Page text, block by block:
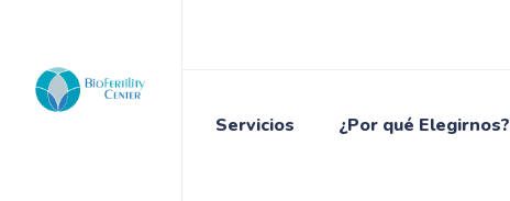
Servicios ¿Por qué Elegirnos?